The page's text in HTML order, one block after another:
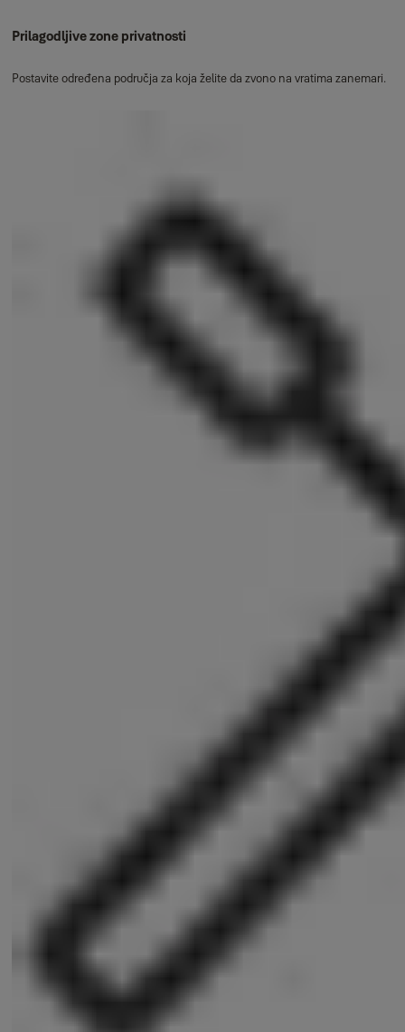
Prilagodljive zone privatnosti
Postavite određena područja za koja želite da zvono na vratima zanemari.​